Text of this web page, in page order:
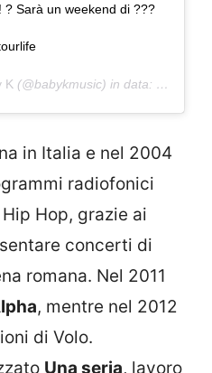
Sarà un weekend di ???
K (@babykmusic) in data: 20 Lug
in Italia e nel 2004
radiofonici
Hop, grazie ai
concerti di
romana. Nel 2011
, mentre nel 2012
di Volo.
Una seria, lavoro